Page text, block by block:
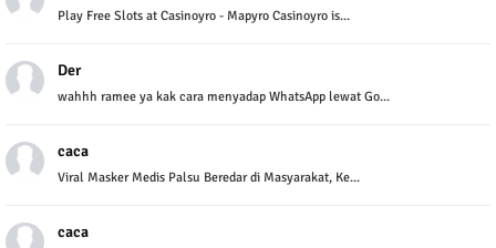
Play Free Slots at Casinoyro - Mapyro Casinoyro is...
Der
wahhh ramee ya kak cara menyadap WhatsApp lewat Go...
caca
Viral Masker Medis Palsu Beredar di Masyarakat, Ke...
caca